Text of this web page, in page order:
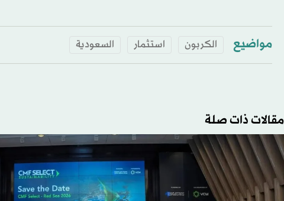
مواضيع الكربون استثمار السعودية
مقالات ذات صلة